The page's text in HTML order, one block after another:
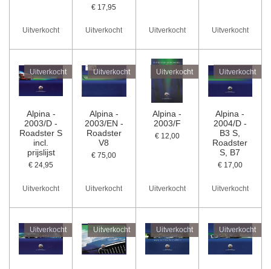
Uitverkocht
€ 17,95
Uitverkocht Uitverkocht Uitverkocht
Uitverkocht
Alpina -
2003/D -
Roadster S
incl.
prijslijst
€ 24,95
Uitverkocht
Uitverkocht
Alpina -
2003/EN -
Roadster
V8
€ 75,00
Uitverkocht
Uitverkocht
Alpina -
2003/F
€ 12,00
Uitverkocht
Uitverkocht
Alpina -
2004/D -
B3 S,
Roadster
S, B7
€ 17,00
Uitverkocht
Uitverkocht Uitverkocht Uitverkocht Uitverkocht